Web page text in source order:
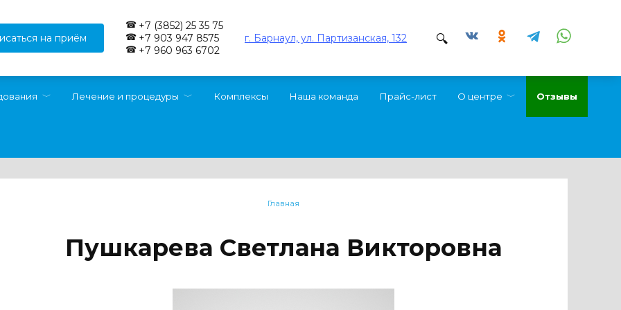
на приём
+7 (3852) 25 35 75
+7 903 947 8575
+7 960 963 6702
г. Барнаул, ул. Партизанская, 132
Лечение и процедуры Комплексы Наша команда Прайс-лист О центре Отзывы
Главная
Пушкарева Светлана Викторовна